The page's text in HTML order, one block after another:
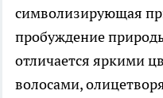
символизирующая
пробуждение
отличается яркими
волосами,